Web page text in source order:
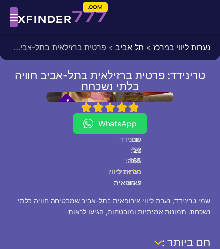
777
XFINDER
COM.
נערות ליווי במרכז » תל אביב » פרטית ברזילאית בתל-אביב חוויה בלתי נשכחת
טרינידד: פרטית ברזילאית בתל-אביב חוויה
בלתי נשכחת
fixed
*
P
*
[/fixed]
5
WhatsApp
שם:
טרינידד
גיל:
22
גוֹבַה:
165
נערות ליווי:
תל אביב
לאום:
אירופאית
שמי טרינידד, נערת ליווי אירופאית בתל-אביב שמבטיחה חוויה בלתי
נשכחת. תמונות אמיתיות ומובטחות, הגיעו לראות
חם ביותר :